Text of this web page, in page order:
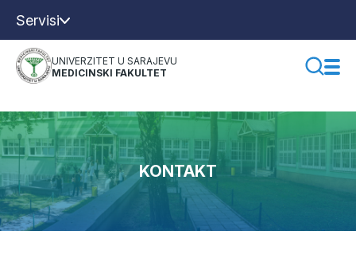
Servisi
UNIVERZITET U SARAJEVU
MEDICINSKI FAKULTET
KONTAKT